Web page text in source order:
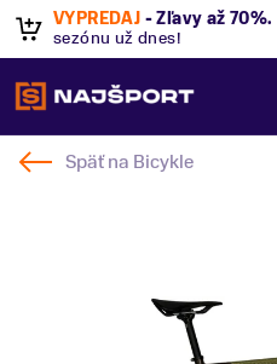
VÝPREDAJ - Zľavy až 70%.
sezónu už dnes!
Späť na Bicykle